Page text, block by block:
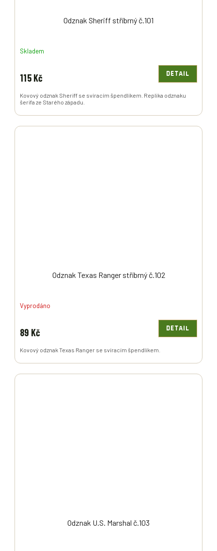
Odznak Sheriff stříbrný č.101
Skladem
115 Kč DETAIL
Kovový odznak Sheriff se svíracím špendlíkem. Replika odznaku
šerifa ze Starého západu.
Odznak Texas Ranger stříbrný č.102
Vyprodáno
89 Kč DETAIL
Kovový odznak Texas Ranger se svíracím špendlíkem.
Odznak U.S. Marshal č.103